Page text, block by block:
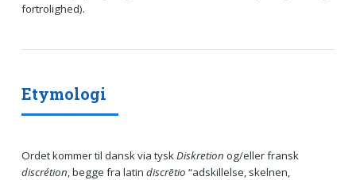
fortrolighed).
Etymologi
Ordet kommer til dansk via tyskDiskretion og/eller fransk
discrétion, begge fra latin discrētio “adskillelse, skelnen,